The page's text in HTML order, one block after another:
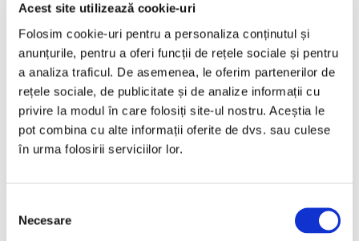
Acest site utilizează cookie-uri
Folosim cookie-uri pentru a personaliza conținutul și
anunțurile, pentru a oferi funcții de rețele sociale și pentru
a analiza traficul. De asemenea, le oferim partenerilor de
rețele sociale, de publicitate și de analize informații cu
privire la modul în care folosiți site-ul nostru. Aceștia le
pot combina cu alte informații oferite de dvs. sau culese
în urma folosirii serviciilor lor.
consimțământului
Necesare
Articole recente
Reinterpretare
contemporană a operei
lui Brâncuși, în expoziție
de artă urbană la